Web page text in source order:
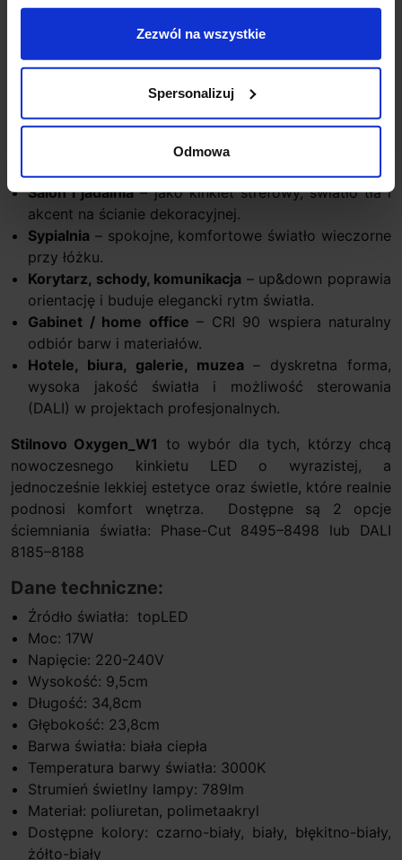
Zezwól na wszystkie
Spersonalizuj
Odmowa
90
Oxygen_W1 zapewnia przyjemną, domową barwę
światła3000K (ciepła biel)oraz wysokie oddawanie
, co przekłada się na naturalny wygląd
materiałów, kolorów ścian i detali wyposażenia. Lampa
zapewnia 789 lumenów
Gdzie Oxygen_W1 sprawdzi się najlepiej
Salon i jadalnia– jako kinkiet strefowy, światło tła i
akcent na ścianie dekoracyjnej.
Sypialnia – spokojne, komfortowe światło wieczorne
przy łóżku.
Korytarz, schody, komunikacja – up&down poprawia
orientację i buduje elegancki rytm światła.
Gabinet / home office – CRI 90 wspiera naturalny
odbiór barw i materiałów.
Hotele, biura, galerie, muzea – dyskretna forma,
wysoka jakość światła i możliwość sterowania
(DALI) w projektach profesjonalnych.
Stilnovo Oxygen_W1 to wybór dla tych, którzy chcą
nowoczesnego kinkietu LED o wyrazistej, a
jednocześnie lekkiej estetyce oraz świetle, które realnie
podnosi komfort wnętrza. Dostępne są 2 opcje
ściemniania światła: Phase-Cut 8495–8498 lub DALI
8185–8188
Dane techniczne:
Źródło światła: topLED
Moc: 17W
Napięcie: 220-240V
Wysokość: 9,5cm
Długość: 34,8cm
Głębokość: 23,8cm
Barwa światła: biała ciepła
Temperatura barwy światła: 3000K
Strumień świetlny lampy: 789lm
Materiał: poliuretan, polimetaakryl
Dostępne kolory: czarno-biały, biały, błękitno-biały,
żółto-biały